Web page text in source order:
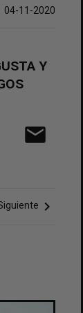
04-11-2020
Y
chevron_right